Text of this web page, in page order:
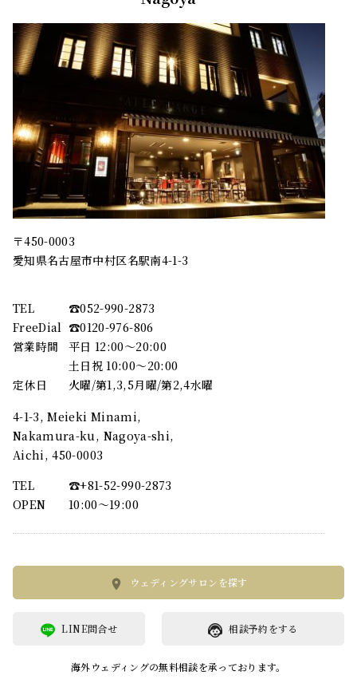
〒450-0003
愛知県名古屋市中村区名駅南4-1-3
TEL
☎︎052-990-2873
FreeDial ☎︎0120-976-806
営業時間
平日 12:00～20:00
土日祝 10:00～20:00
定休日
火曜/第1,3,5月曜/第2,4水曜
4-1-3, Meieki Minami,
Nakamura-ku, Nagoya-shi,
Aichi, 450-0003
TEL
☎︎+81-52-990-2873
OPEN
10:00〜19:00
ウェディングサロンを探す
相談予約をする
LINE問合せ
海外ウェディングの無料相談を承っております。